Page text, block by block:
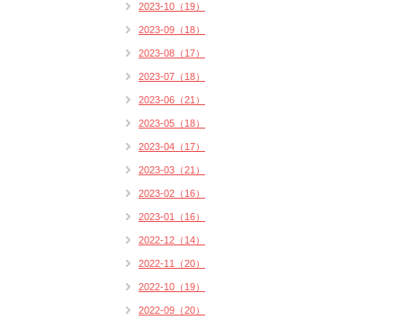
2023-10（19）
2023-09（18）
2023-08（17）
2023-07（18）
2023-06（21）
2023-05（18）
2023-04（17）
2023-03（21）
2023-02（16）
2023-01（16）
2022-12（14）
2022-11（20）
2022-10（19）
2022-09（20）